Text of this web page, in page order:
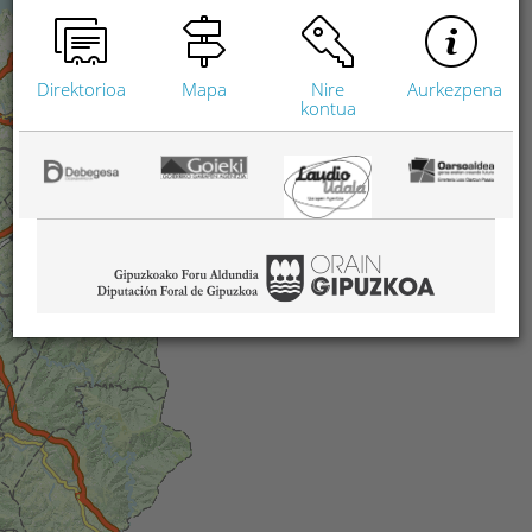
Direktorioa Mapa
Nire
kontua
Aurkezpena